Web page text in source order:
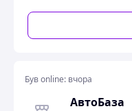
Автомобільний
в багажник BMW E91
Був online: вчора
АвтоБаза